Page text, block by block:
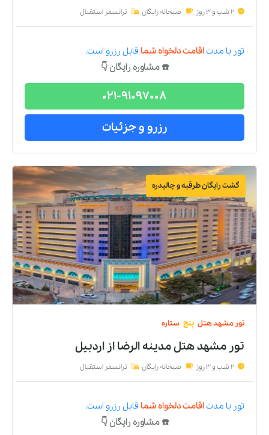
2 شب و 3 روز صبحانه رایگان ترانسفر استقبال
تور با مدتاقامت دلخواه شما قابل رزرو است.
☎️ مشاوره رایگان 👇
021-91097008
رزرو و جزئیات
گشت رایگان طرقبه و چالیدره
تور مشهدهتل پنج ستاره
تور مشهد هتل مدینه الرضااز اردبیل
2 شب و 3 روز صبحانه رایگان ترانسفر استقبال
تور با مدتاقامت دلخواه شما قابل رزرو است.
☎️ مشاوره رایگان 👇